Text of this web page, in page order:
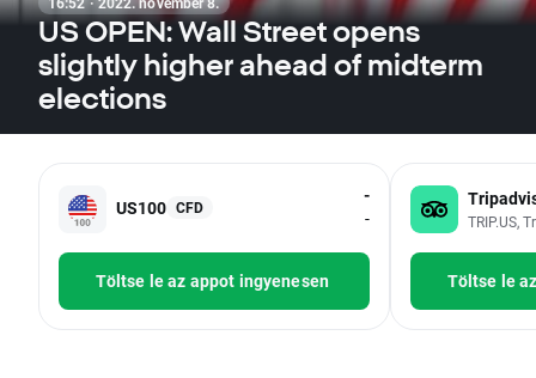
US OPEN: Wall Street opens
slightly higher ahead of midterm
elections
US100 CFD
-
-
Töltse le az appot ingyenesen
TRIP.US,
Töltse le